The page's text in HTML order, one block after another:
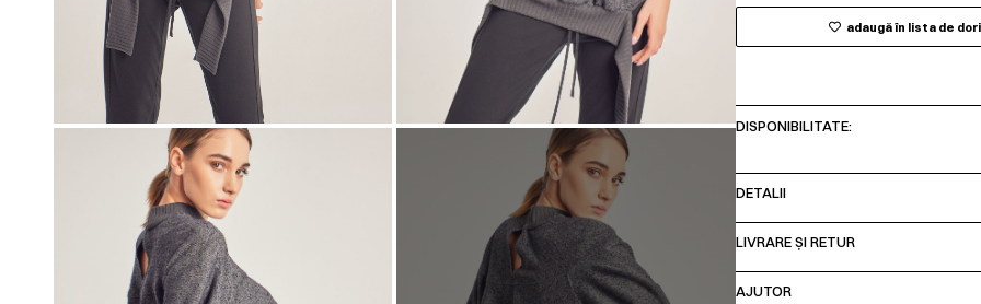
adaugă în lista de
DISPONIBILITATE:
DETALII
LIVRARE ȘI RETUR
AJUTOR